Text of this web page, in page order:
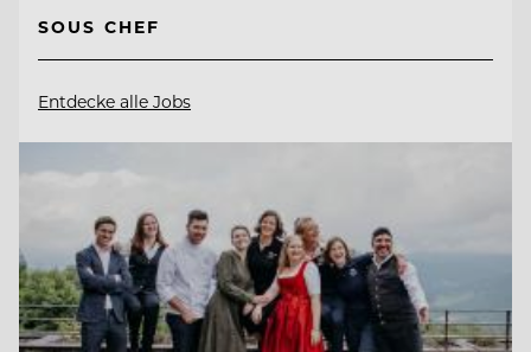
SOUS CHEF
Entdecke alle Jobs